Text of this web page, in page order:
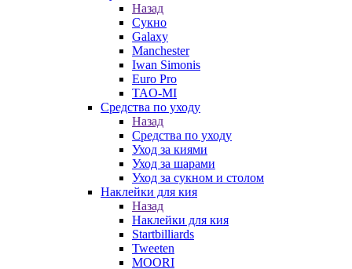
Назад
Сукно
Galaxy
Manchester
Iwan Simonis
Euro Pro
TAO-MI
Средства по уходу
Назад
Средства по уходу
Уход за киями
Уход за шарами
Уход за сукном и столом
Наклейки для кия
Назад
Наклейки для кия
Startbilliards
Tweeten
MOORI